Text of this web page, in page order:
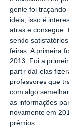
gente foi traçando
ideia, isso é
atrás e consegue.
sendo
feiras. A primeira
2013. Foi a
partir daí elas
professores que
com algo
as informações
novamente em
prêmios.